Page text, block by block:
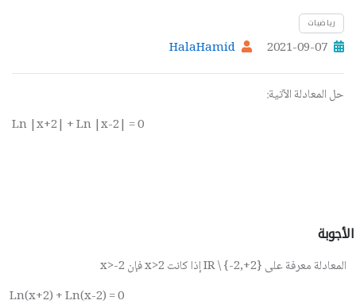
رياضيات
2021-09-07
HalaHamid
حل المعادلة الآتية:
Ln |x+2| + Ln |x-2| = 0
الأجوبة
المعادلة معرفة علىIR \ {-2,+2}إذا كانتx>2فإنx>-2
Ln(x+2) + Ln(x-2) = 0